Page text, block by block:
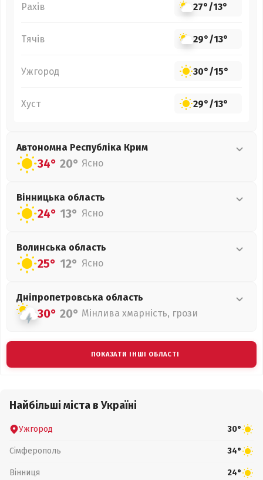
Рахів 27°/13°
Тячів 29°/13°
Ужгород 30°/15°
Хуст 29°/13°
Автономна Республіка Крим
34° 20° Ясно
Вінницька область
24° 13° Ясно
Волинська область
25° 12° Ясно
Дніпропетровська область
30° 20° Мінлива хмарність, грози
ПОКАЗАТИ ІНШІ ОБЛАСТІ
Найбільші міста в Україні
Ужгород 30°
Сімферополь 34°
Вінниця 24°